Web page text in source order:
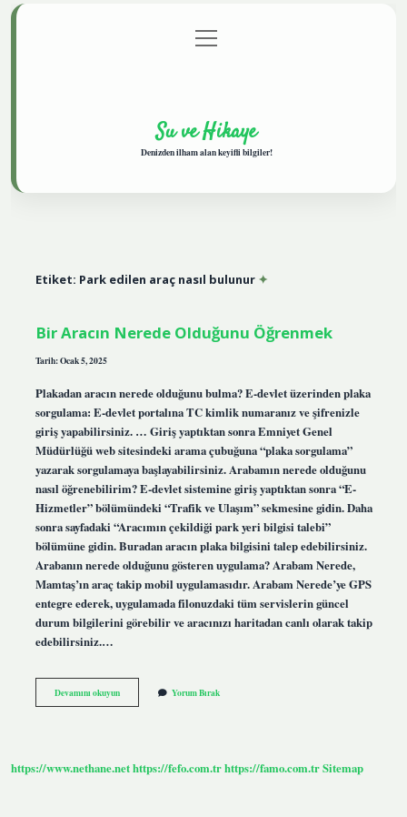
Gizlilik Politikası
menüyü
aç
Su ve Hikaye
Denizden ilham alan keyifli bilgiler!
Etiket: Park edilen araç nasıl bulunur
Bir Aracın Nerede Olduğunu Öğrenmek
Tarih: Ocak 5, 2025
Plakadan aracın nerede olduğunu bulma? E-devlet üzerinden plaka
sorgulama: E-devlet portalına TC kimlik numaranız ve şifrenizle
giriş yapabilirsiniz. … Giriş yaptıktan sonra Emniyet Genel
Müdürlüğü web sitesindeki arama çubuğuna “plaka sorgulama”
yazarak sorgulamaya başlayabilirsiniz. Arabamın nerede olduğunu
nasıl öğrenebilirim? E-devlet sistemine giriş yaptıktan sonra “E-
Hizmetler” bölümündeki “Trafik ve Ulaşım” sekmesine gidin. Daha
sonra sayfadaki “Aracımın çekildiği park yeri bilgisi talebi”
bölümüne gidin. Buradan aracın plaka bilgisini talep edebilirsiniz.
Arabanın nerede olduğunu gösteren uygulama? Arabam Nerede,
Mamtaş’ın araç takip mobil uygulamasıdır. Arabam Nerede’ye GPS
entegre ederek, uygulamada filonuzdaki tüm servislerin güncel
durum bilgilerini görebilir ve aracınızı haritadan canlı olarak takip
edebilirsiniz.…
Devamını okuyunBir
Aracın
Yorum Bırak
https://www.nethane.nethttps://fefo.com.trhttps://famo.com.trSitemap